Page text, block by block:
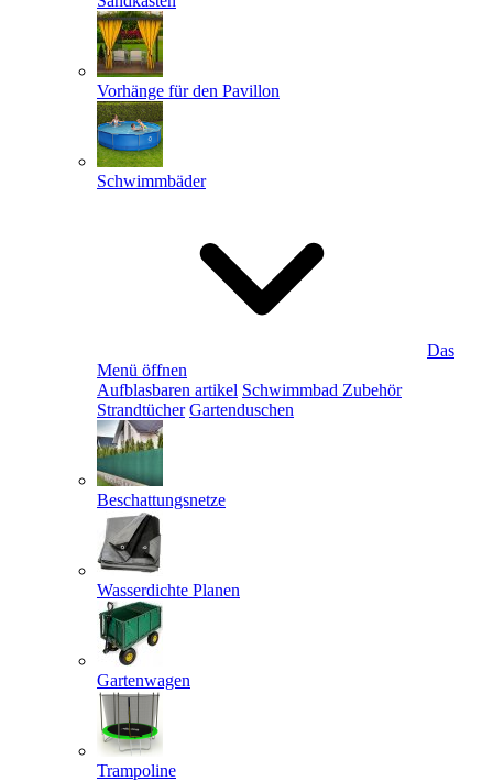
Vorhänge für den Pavillon
Schwimmbäder
Das
Menü öffnen
Aufblasbaren artikel Schwimmbad Zubehör
Strandtücher Gartenduschen
Beschattungsnetze
Wasserdichte Planen
Gartenwagen
Trampoline